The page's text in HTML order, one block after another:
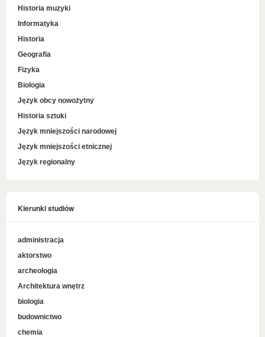
Historia muzyki
Informatyka
Historia
Geografia
Fizyka
Biologia
Język obcy nowożytny
Historia sztuki
Język mniejszości narodowej
Język mniejszości etnicznej
Język regionalny
Kierunki studiów
administracja
aktorstwo
archeologia
Architektura wnętrz
biologia
budownictwo
chemia